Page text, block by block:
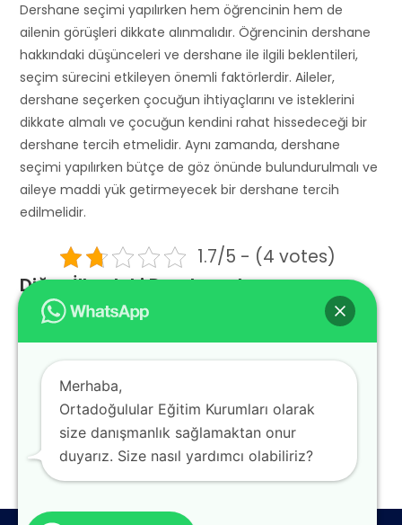
Dershane seçimi yapılırken hem öğrencinin hem de
ailenin görüşleri dikkate alınmalıdır. Öğrencinin dershane
hakkındaki düşünceleri ve dershane ile ilgili beklentileri,
seçim sürecini etkileyen önemli faktörlerdir. Aileler,
dershane seçerken çocuğun ihtiyaçlarını ve isteklerini
dikkate almalı ve çocuğun kendini rahat hissedeceği bir
dershane tercih etmelidir. Aynı zamanda, dershane
seçimi yapılırken bütçe de göz önünde bulundurulmalı ve
aileye maddi yük getirmeyecek bir dershane tercih
edilmelidir.
1.7/5 - (4 votes)
Diğer İllerdeki Dershaneler:
İstanbul Şişli En İyi Dershane
Kartal En İyi Dershane
İstanbul Üsküdar En İyi Dershane
İstanbul Zeytinburnu En İyi Dershane
Merhaba,
Ortadoğulular Eğitim Kurumları olarak
size danışmanlık sağlamaktan onur
duyarız. Size nasıl yardımcı olabiliriz?